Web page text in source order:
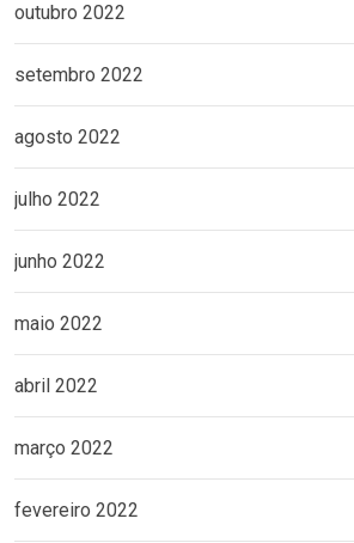
outubro 2022
setembro 2022
agosto 2022
julho 2022
junho 2022
maio 2022
abril 2022
março 2022
fevereiro 2022